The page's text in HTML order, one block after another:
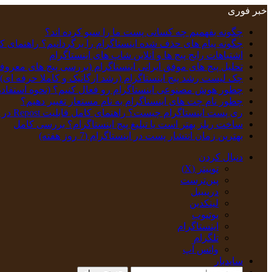
خبر فوری
چگونه بفهمیم چه کسانی پست ما را سیو کرده اند؟
چگونه پیام‌ های حذف‌ شده اینستاگرام را برگردانیم؟ راهنمای
اشتباهات رایج پیج ها و آنلاین شاپ های اینستاگرام
تحلیل پیج‌ های موفق ایرانی اینستاگرام (بررسی پیج های
چک‌ لیست رشد پیج اینستاگرام (رشد ارگانیک و کاملا حرفه ای)
چطور هوش مصنوعی اینستاگرام رو فعال کنیم؟ (نحوه
چطور نام چت‌ های اینستاگرام به نام‌ مستعار تغییر دهیم؟
ری پست اینستاگرام چیست؟ راهنمای کامل قابلیت Repost در اینستاگرام
ساخت ریلز بهتر است یا تبلیغ پیج اینستاگرام؟ بررسی کامل
بهترین زمان انتشار پست در اینستاگرام (7 روز هفته)
دنبال کردن
توییتر (X)
‫پین‌ترست
دریبببل
لینکدین
یوتیوب
اینستاگرام
تلگرام
واتس آپ
سایدبار